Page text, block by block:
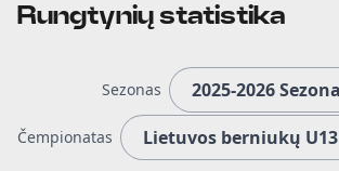
Rungtynių statistika
Sezonas
Čempionatas